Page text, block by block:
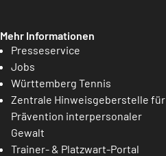
Mehr Informationen
Presseservice
Jobs
Württemberg Tennis
Zentrale Hinweisgeberstelle für
Prävention interpersonaler
Gewalt
Trainer- & Platzwart-Portal